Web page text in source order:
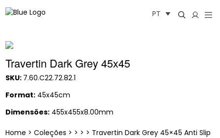
para
PT
Travertin Dark Grey 45x45
SKU: 7.60.C22.72.82.1
Format:45x45cm
Dimensões:455x455x8.00mm
Home > Coleções > > > > Travertin Dark Grey 45×45 Anti Slip